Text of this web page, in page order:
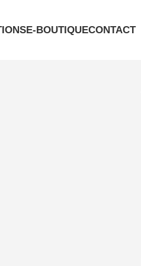
E-BOUTIQUECONTACT